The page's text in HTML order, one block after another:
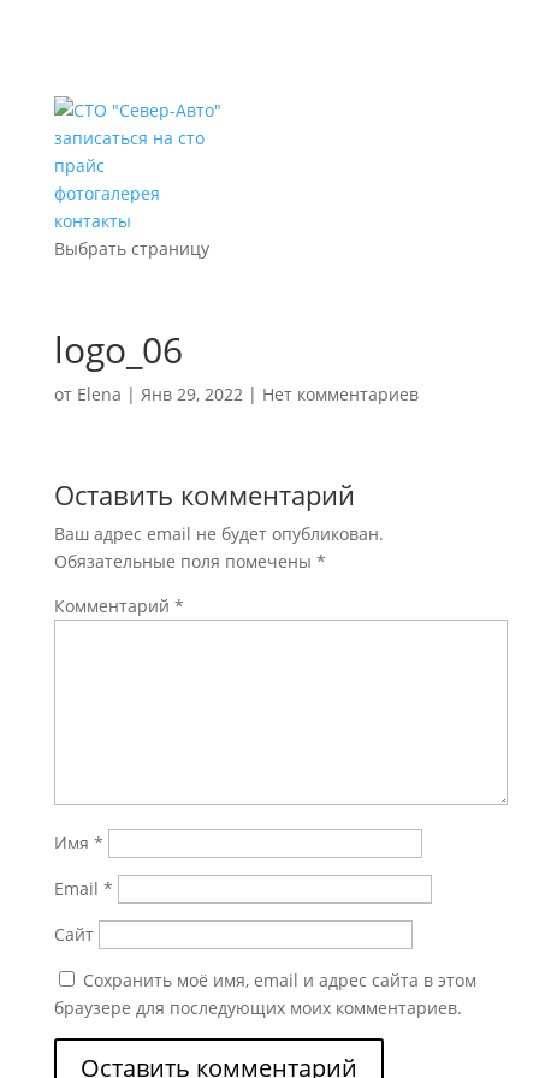
записаться на сто
прайс
фотогалерея
контакты
Выбрать страницу
logo_06
от Elena | Янв 29, 2022| Нет комментариев
Оставить комментарий
Ваш адрес email не будет опубликован.
Обязательные поля помечены *
Комментарий *
Имя *
Email *
Сайт
Сохранить моё имя, email и адрес сайта в этом
браузере для последующих моих комментариев.